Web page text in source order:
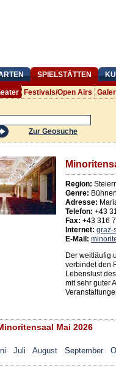
SPIELSTÄTTEN
Festivals/Open Airs
Zur Geosuche
Region:
Genre:
Adresse:
Telefon: +43
Fax: +43 316
Internet: graz-
E-Mail:
Der weitläufig
verbindet den
Lebenslust
mit sehr guter
Mai 2026
Juli August September